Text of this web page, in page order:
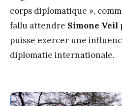
corps diplomatique »,
fallu attendre Simone Veil
puisse exercer une
diplomatie internationale.